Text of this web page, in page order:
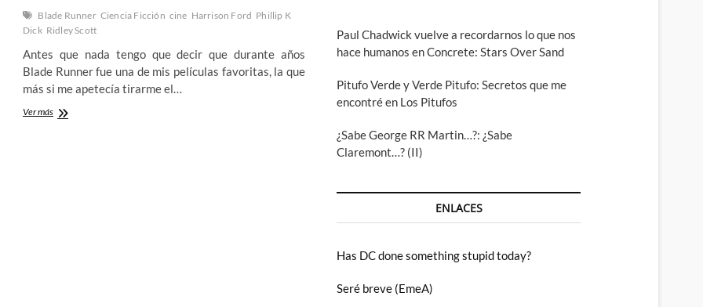
Blade Runner Ciencia Ficción cine Harrison Ford Phillip K
Dick Ridley Scott
Antes que nada tengo que decir que durante años
Blade Runner fue una de mis películas favoritas, la que
más si me apetecía tirarme el…
Ver másMemorias
Paul Chadwick vuelve a recordarnos lo que nos
hace humanos en Concrete: Stars Over Sand
Pitufo Verde y Verde Pitufo: Secretos que me
encontré en Los Pitufos
¿Sabe George RR Martin…?: ¿Sabe
Claremont…? (II)
ENLACES
Has DC done something stupid today?
Seré breve (EmeA)